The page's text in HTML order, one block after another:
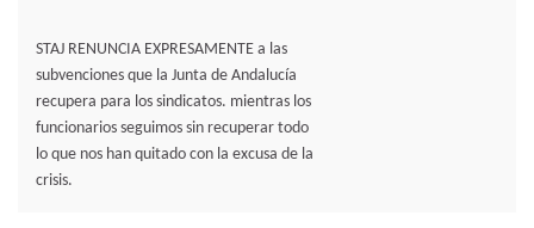
STAJ RENUNCIA EXPRESAMENTE a las
subvenciones que la Junta de Andalucía
recupera para los sindicatos. mientras los
funcionarios seguimos sin recuperar todo
lo que nos han quitado con la excusa de la
crisis.